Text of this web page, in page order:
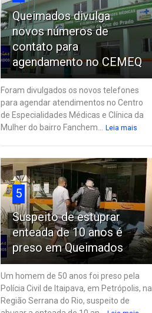
Queimados divulga
novos números de
contato para
agendamento no CEMEQ
Foram divulgados os novos telefones
para agendar atendimentos no Centro
de Especialidades Médicas e Clínica da
Mulher do bairro Fanchem...
Leia mais
5
Suspeito de estuprar
enteada de 10 anos é
preso em Queimados
Um homem de 50 anos foi preso pela
Polícia Civil de Itaipava, em Petrópolis, na
Região Serrana do Rio, suspeito de